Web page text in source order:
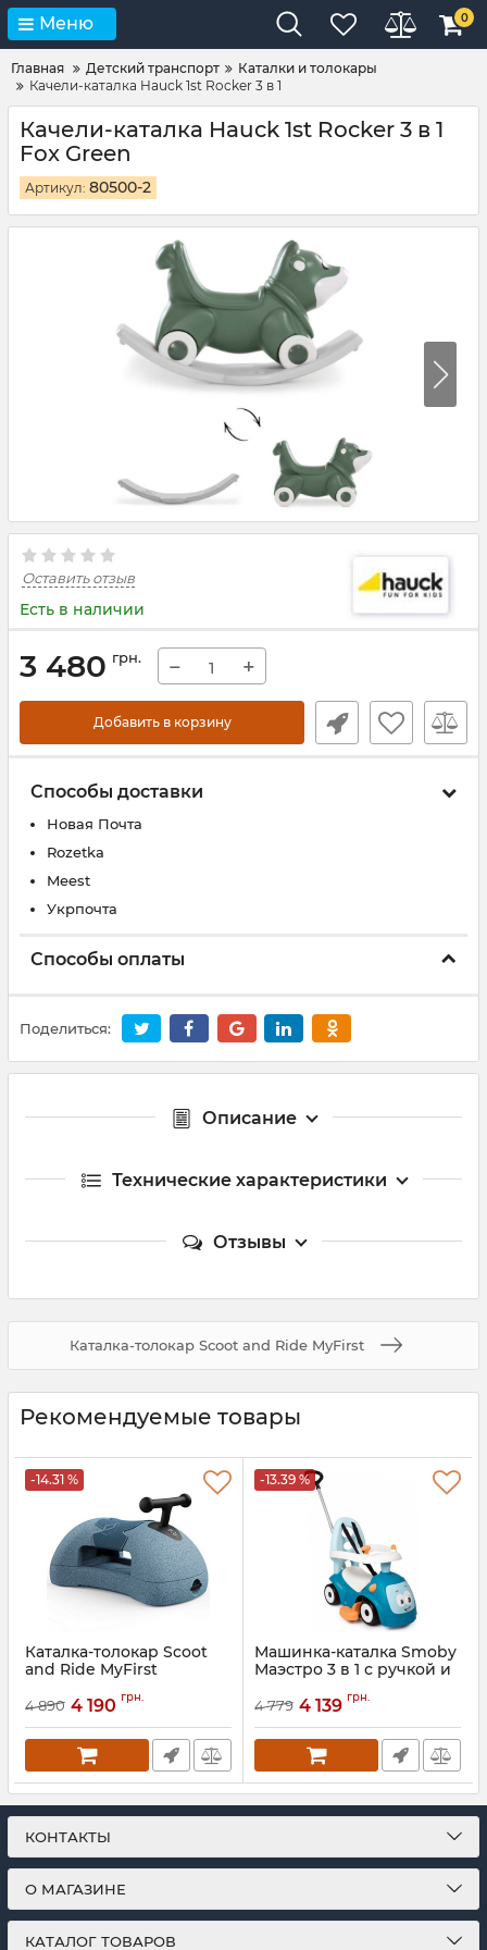
Меню 0
Главная Детский транспорт
Каталки и толокары
Качели-каталка Hauck 1st Rocker 3 в 1
Качели-каталка Hauck 1st Rocker 3 в 1
Fox Green
Артикул: 80500-2
Оставить отзыв
Есть в наличии
3 480 грн. − +
Добавить в корзину
Способы доставки
Новая Почта
Rozetka
Meest
Укрпочта
Способы оплаты
Поделиться:
Описание
Технические характеристики
Отзывы
Каталка-толокар Scoot and Ride MyFirst
Рекомендуемые товары
-14.31 %
Каталка-толокар Scoot
and Ride MyFirst
4 890 4 190 грн.
-13.39 %
Машинка-каталка Smoby
Маэстро 3 в 1 с ручкой и
Артикул: 720304
4 779 4 139 грн.
КОНТАКТЫ
О МАГАЗИНЕ
КАТАЛОГ ТОВАРОВ